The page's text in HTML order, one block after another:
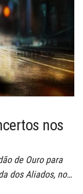
nos
de Ouro para
dos Aliados, no…